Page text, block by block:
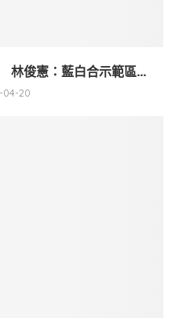
俊憲：藍白合示範區...
04-20